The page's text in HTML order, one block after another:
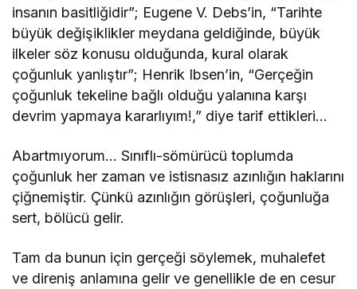
insanın basitliğidir”; Eugene V. Debs’in, “Tarihte
büyük değişiklikler meydana geldiğinde, büyük
ilkeler söz konusu olduğunda, kural olarak
çoğunluk yanlıştır”; Henrik Ibsen’in, “Gerçeğin
çoğunluk tekeline bağlı olduğu yalanına karşı
devrim yapmaya kararlıyım!,” diye tarif ettikleri…
Abartmıyorum… Sınıflı-sömürücü toplumda
çoğunluk her zaman ve istisnasız azınlığın haklarını
çiğnemiştir. Çünkü azınlığın görüşleri, çoğunluğa
sert, bölücü gelir.
Tam da bunun için gerçeği söylemek, muhalefet
ve direniş anlamına gelir ve genellikle de en cesur